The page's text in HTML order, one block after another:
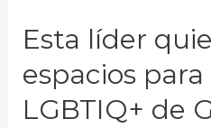
Esta líder
espacios
LGBTIQ+ de